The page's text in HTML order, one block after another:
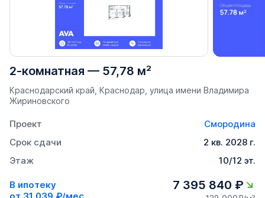
2-комнатная — 57,78 м²
Краснодарский край, Краснодар, улица имени Владимира
Жириновского
Проект
Смородина
Срок сдачи
2 кв. 2028 г.
Этаж
10/12 эт.
В ипотеку
7 395 840 ₽